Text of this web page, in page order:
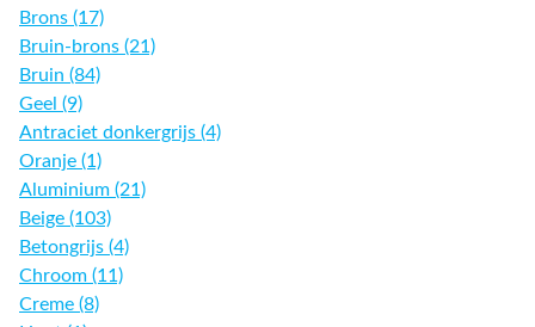
Brons (17)
Bruin-brons (21)
Bruin (84)
Geel (9)
Antraciet donkergrijs (4)
Oranje (1)
Aluminium (21)
Beige (103)
Betongrijs (4)
Chroom (11)
Creme (8)